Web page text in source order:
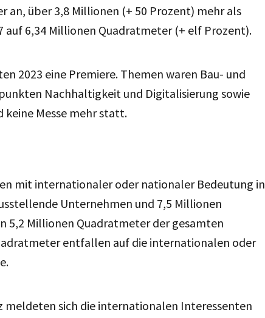
an, über 3,8 Millionen (+ 50 Prozent) mehr als
auf 6,34 Millionen Quadratmeter (+ elf Prozent).
2023 eine Premiere. Themen waren Bau- und
Nachhaltigkeit und Digitalisierung sowie
keine Messe mehr statt.
mit internationaler oder nationaler Bedeutung in
Unternehmen und 7,5 Millionen
5,2 Millionen Quadratmeter der gesamten
entfallen auf die internationalen oder
meldeten sich die internationalen Interessenten